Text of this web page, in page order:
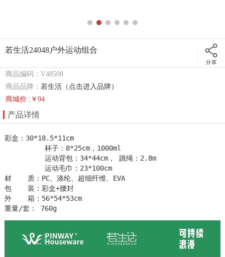
若生活24048户外运动组合
商品编码：V48508
商品品牌：若生活（点击进入品牌）
商城价 :￥94
产品详情
彩盒：30*18.5*11cm
          杯子：8*25cm，1000ml
          运动背包：34*44cm， 跳绳：2.8m
          运动毛巾：23*100cm
材    质：PC、涤纶、超细纤维、EVA
包    装：彩盒+腰封
外    箱：56*54*53cm
重量/套： 760g